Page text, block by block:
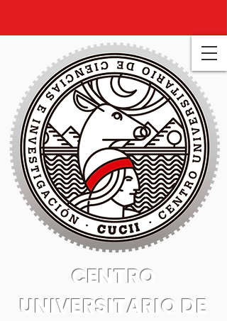
CENTRO
UNIVERSITARIO DE